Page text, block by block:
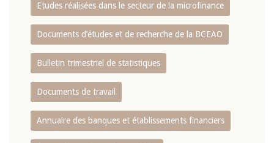
Etudes réalisées dans le secteur de la microfinance
Documents d’études et de recherche de la BCEAO
Bulletin trimestriel de statistiques
Documents de travail
Annuaire des banques et établissements financiers